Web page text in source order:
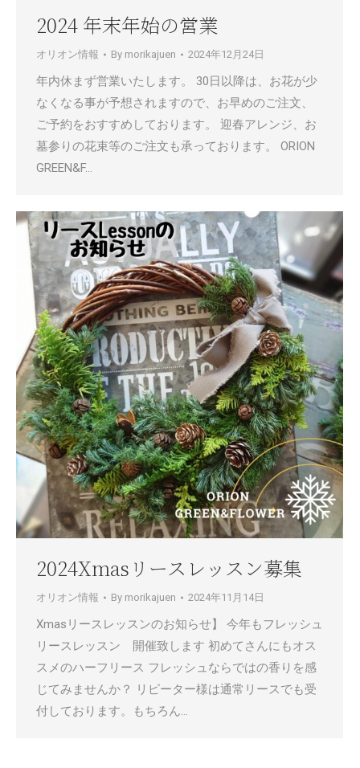
2024 年末年始の営業
オリオン情報 By morikajuen 2024年12月24日
年内休まず営業いたします。 30日以降は、お花が少
なくなる事が予想されますので、お早めのご注文、
ご予約をおすすめしております。 迎春アレンジ、お
墓参りの花束等のご注文も承っております。 ORION
GREEN&F…
2024Xmasリースレッスン募集
オリオン情報 By morikajuen 2024年11月14日
Xmasリースレッスンのお知らせ】 今年もフレッシュ
リースレッスン 開催致します 初めてさんにもオス
スメのハーフリース フレッシュならではの香りを感
じてみませんか？ リピーター様は通常リースでも受
付しております。もちろん…